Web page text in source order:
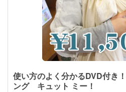
使い方のよく分かるDVD付き
ング キュット ミー！